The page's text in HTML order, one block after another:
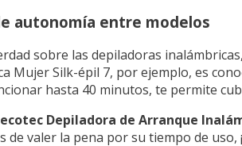
autonomía entre modelos
sobre las depiladoras
Mujer Silk-épil 7, por ejemplo, es
hasta 40 minutos, te permite
Depiladora de Arranque
de valer la pena por su tiempo de